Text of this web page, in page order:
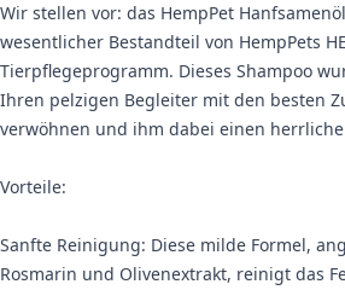
Wir stellen vor: das HempPet
wesentlicher Bestandteil von HempPets
Tierpflegeprogramm. Dieses Shampoo
Ihren pelzigen Begleiter mit den besten
verwöhnen und ihm dabei einen
Vorteile:
Sanfte Reinigung: Diese milde Formel,
Rosmarin und Olivenextrakt, reinigt das